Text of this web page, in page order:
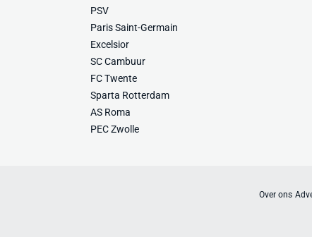
PSV
Paris Saint-Germain
Excelsior
SC Cambuur
FC Twente
Sparta Rotterdam
AS Roma
PEC Zwolle
Over ons